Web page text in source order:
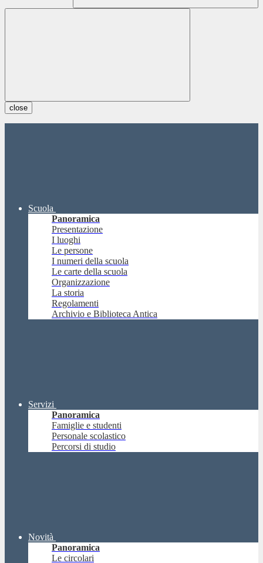
close
Scuola
Panoramica
Presentazione
I luoghi
Le persone
I numeri della scuola
Le carte della scuola
Organizzazione
La storia
Regolamenti
Archivio e Biblioteca Antica
Servizi
Panoramica
Famiglie e studenti
Personale scolastico
Percorsi di studio
Novità
Panoramica
Le circolari